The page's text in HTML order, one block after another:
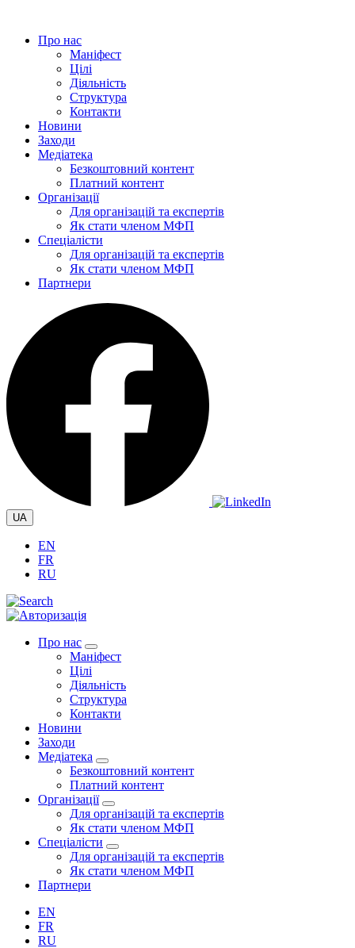
вмістуПро нас
Маніфест
Цілі
Діяльність
Структура
Контакти
Новини
Заходи
Медіатека
Безкоштовний контент
Платний контент
Організації
Для організацій та експертів
Як стати членом МФП
Спеціалісти
Для організацій та експертів
Як стати членом МФП
Партнери
UA
EN
FR
RU
Про нас
Маніфест
Цілі
Діяльність
Структура
Контакти
Новини
Заходи
Медіатека
Безкоштовний контент
Платний контент
Організації
Для організацій та експертів
Як стати членом МФП
Спеціалісти
Для організацій та експертів
Як стати членом МФП
Партнери
EN
FR
RU